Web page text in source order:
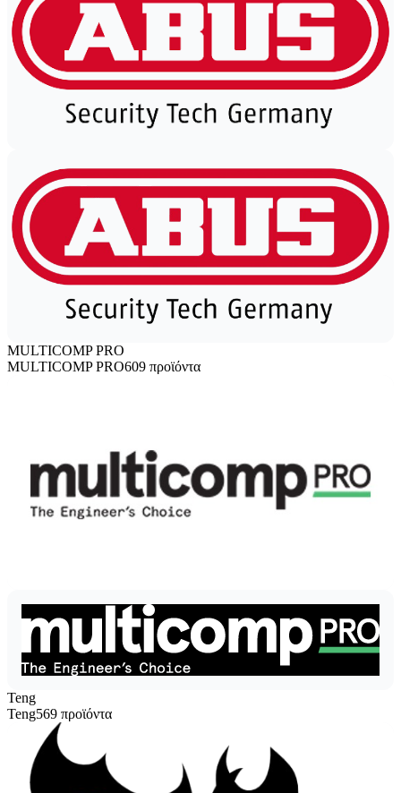
MULTICOMP PRO
MULTICOMP PRO609 προϊόντα
Teng
Teng569 προϊόντα